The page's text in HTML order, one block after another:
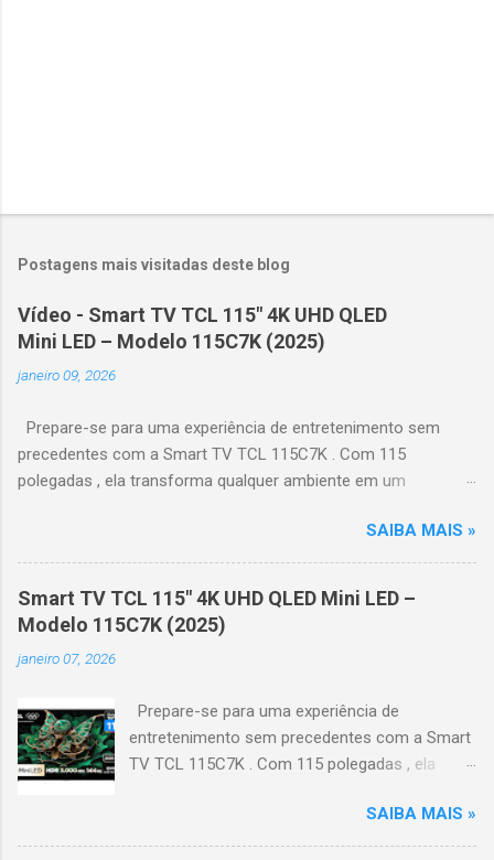
Postagens mais visitadas deste blog
Vídeo - Smart TV TCL 115" 4K UHD QLED
Mini LED – Modelo 115C7K (2025)
janeiro 09, 2026
Prepare-se para uma experiência de entretenimento sem
precedentes com a Smart TV TCL 115C7K . Com 115
polegadas , ela transforma qualquer ambiente em um
e realistas. 🌟 Destaques do produto Tela QLED Mini LED 115” :
controle de iluminação preciso, brilho intenso e cores
vibrantes. Resolução 4K UHD : detalhes impressionantes e
contraste profundo em cada cena. Processador AiPQ :
desempenho otimizado para imagens e movimentos fluidos.
Taxa de atualização nativa de 144Hz (até 240Hz com DLG) :
imediata. Google TV integrado : interface intuitiva,
recomendações personalizadas e acesso a aplicativos como
YouTube, Netflix, Disney+, Prime Video, HBO Max e muito mais.
navegação. 📐 Design e dimensões Largura: 256,6 cm | Altura:
153,8 cm | Profundidade: 44,5 cm Peso: 99,8 kg (229,3 kg com
SAIBA MAIS »
Smart TV TCL 115" 4K UHD QLED Mini LED –
Modelo 115C7K (2025)
janeiro 07, 2026
Prepare-se para uma experiência de
entretenimento sem precedentes com a Smart
TV TCL 115C7K . Com 115 polegadas , ela
verdadeiro cinema particular, oferecendo
imagens grandiosas e realistas. 🌟 Destaques
SAIBA MAIS »